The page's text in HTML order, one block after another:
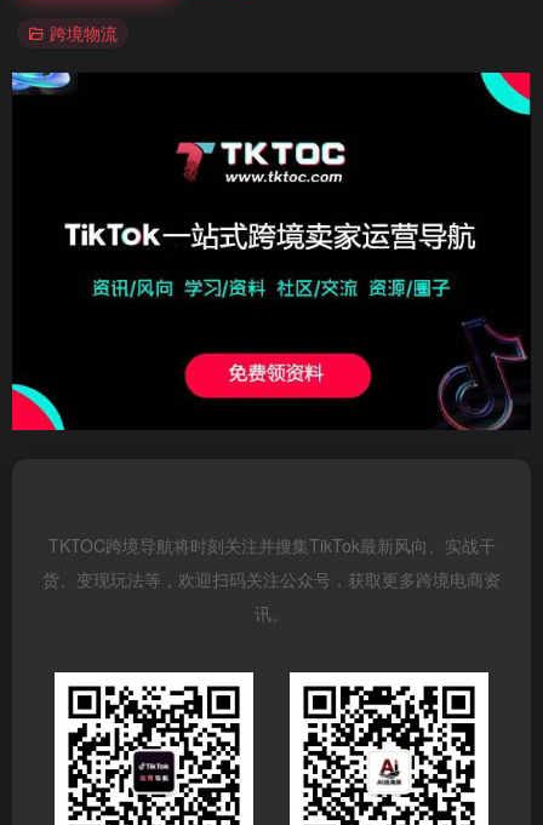
跨境物流
TKTOC跨境导航将时刻关注并搜集TikTok最新风向、实战干
货、变现玩法等，欢迎扫码关注公众号，获取更多跨境电商资
讯。